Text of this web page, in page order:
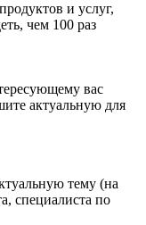
и услуг,
чем 100 раз
вас
актуальную для
тему (на
специалиста по